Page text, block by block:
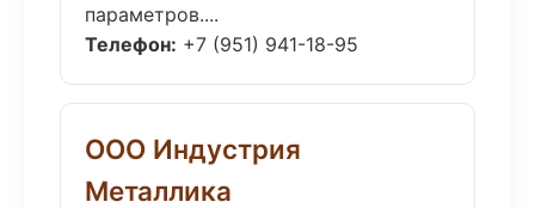
параметров....
Телефон: +7 (951) 941-18-95
ООО Индустрия
Металлика